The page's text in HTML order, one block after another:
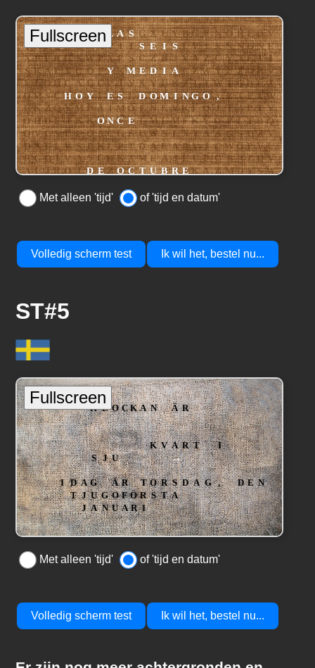
Met alleen 'tijd' of 'tijd en datum'
Volledig scherm test Ik wil het, bestel nu...
ST#5
Met alleen 'tijd' of 'tijd en datum'
Volledig scherm test Ik wil het, bestel nu...